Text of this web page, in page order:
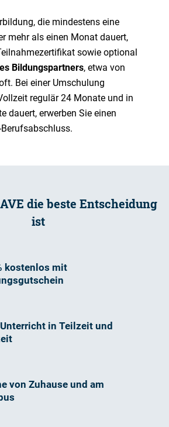
die mindestens eine
mehr als einen Monat dauert,
sowie optional
Bildungspartners, etwa von
Bei einer Umschulung
regulär 24 Monate und in
dauert, erwerben Sie einen
die beste Entscheidung
ist
kostenlos mit
in Teilzeit und
von Zuhause und am